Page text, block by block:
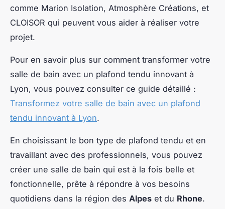
comme Marion Isolation, Atmosphère Créations, et
CLOISOR qui peuvent vous aider à réaliser votre
projet.
Pour en savoir plus sur comment transformer votre
salle de bain avec un plafond tendu innovant à
Lyon, vous pouvez consulter ce guide détaillé :
Transformez votre salle de bain avec un plafond
tendu innovant à Lyon.
En choisissant le bon type de plafond tendu et en
travaillant avec des professionnels, vous pouvez
créer une salle de bain qui est à la fois belle et
fonctionnelle, prête à répondre à vos besoins
quotidiens dans la région des Alpes et du Rhone.